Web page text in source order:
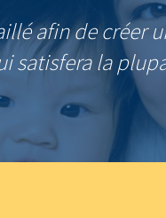
afin de créer
satisfera la